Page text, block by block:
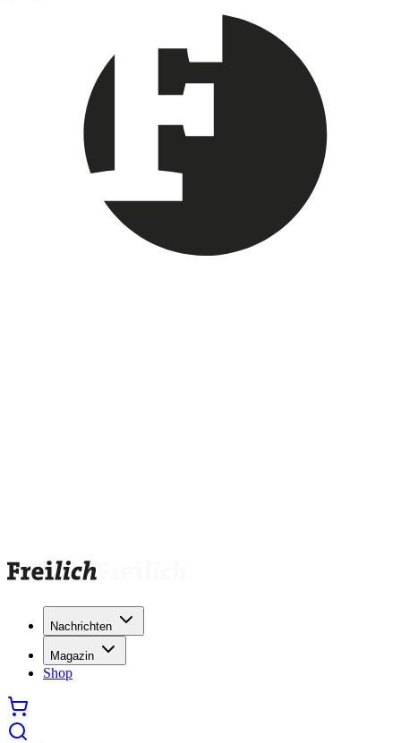
Nachrichten
Magazin
Shop